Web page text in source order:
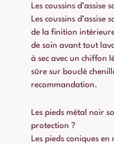
Les coussins
Les coussins
de la finition
de soin avant tout
à sec avec un chiffon
sûre sur bouclé
recommandation.
Les pieds métal noir
protection ?
Les pieds coniques